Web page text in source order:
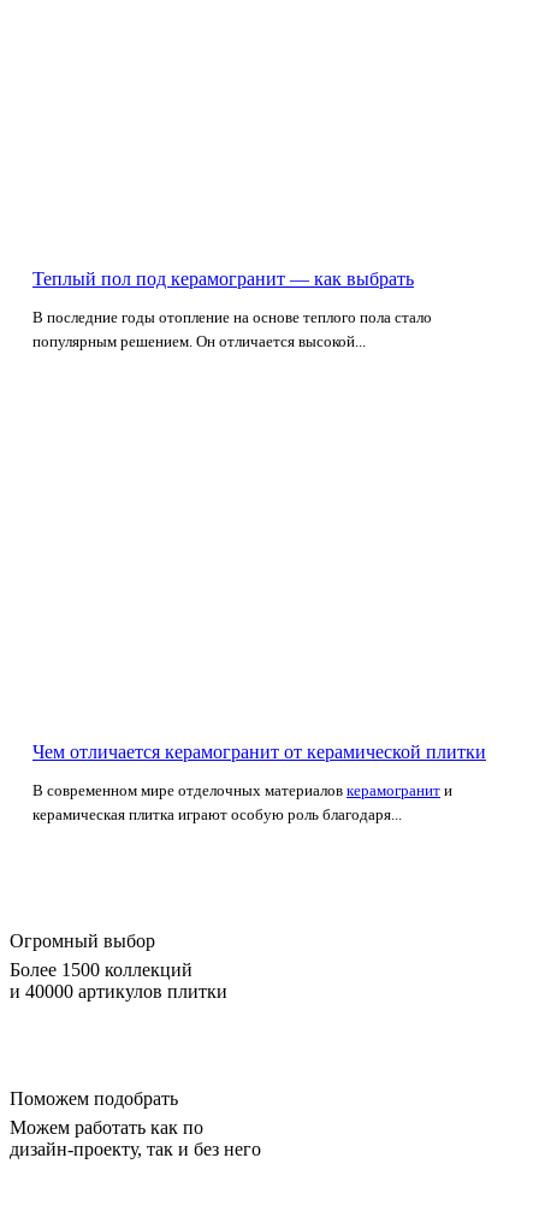
Теплый пол под керамогранит — как выбрать
В последние годы отопление на основе теплого пола стало
популярным решением. Он отличается высокой...
Чем отличается керамогранит от керамической плитки
В современном мире отделочных материалов керамогранит и
керамическая плитка играют особую роль благодаря...
Огромный выбор
Более 1500 коллекций
и 40000 артикулов плитки
Поможем подобрать
Можем работать как по
дизайн-проекту, так и без него